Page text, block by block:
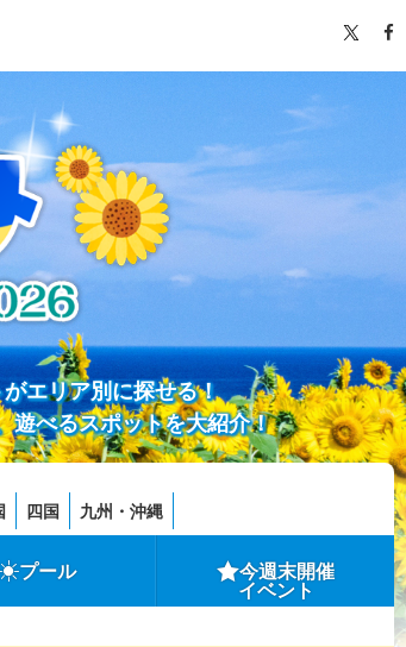
エリア別に探せる！
遊べるスポットを大紹介！
四国 九州・沖縄
プール 今週末開催
イベント